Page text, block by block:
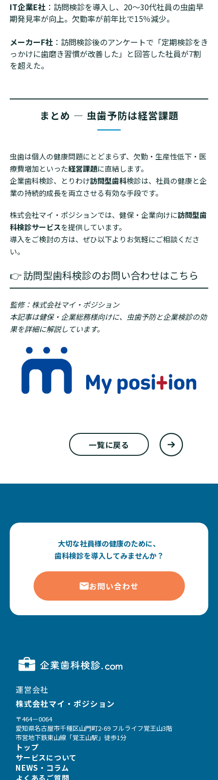
IT企業E社 ：訪問検診を導入し、20〜30代社員の虫歯早
期発見率が向上。欠勤率が前年比で15％減少。
メーカーF社 ：訪問検診後のアンケートで「定期検診をき
っかけに歯磨き習慣が改善した」と回答した社員が7割
を超えた。
まとめ ― 虫歯予防は経営課題
虫歯は個人の健康問題にとどまらず、欠勤・生産性低下・医
療費増加といった経営課題に直結します。
企業歯科検診、とりわけ訪問型歯科検診は、社員の健康と企
業の持続的成長を両立させる有効な手段です。
株式会社マイ・ポジションでは、健保・企業向けに訪問型歯
科検診サービスを提供しています。
導入をご検討の方は、ぜひ以下よりお気軽にご相談くださ
い。
👉 訪問型歯科検診のお問い合わせはこちら
監修：株式会社マイ・ポジション
本記事は健保・企業総務様向けに、虫歯予防と企業検診の効
果を詳細に解説しています。
一覧に戻る
大切な社員様の健康のために、
歯科検診を導入してみませんか？
お問い合わせ
運営会社
株式会社マイ・ポジション
〒464－0064
愛知県名古屋市千種区山門町2-69 フルライフ覚王山3階
市営地下鉄東山線「覚王山駅」徒歩1分
トップ
サービスについて
NEWS・コラム
よくあるご質問